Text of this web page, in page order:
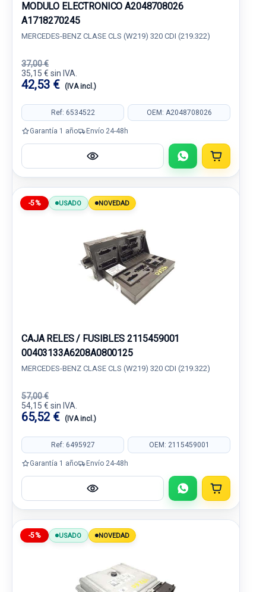
MODULO ELECTRONICO A2048708026
A1718270245
MERCEDES-BENZ CLASE CLS (W219) 320 CDI (219.322)
37,00 €
35,15 € sin IVA.
42,53 € (IVA incl.)
Ref: 6534522 OEM: A2048708026
Garantía 1 año Envío 24-48h
-5% USADO NOVEDAD
CAJA RELES / FUSIBLES 2115459001
00403133A6208A0800125
MERCEDES-BENZ CLASE CLS (W219) 320 CDI (219.322)
57,00 €
54,15 € sin IVA.
65,52 € (IVA incl.)
Ref: 6495927 OEM: 2115459001
Garantía 1 año Envío 24-48h
-5% USADO NOVEDAD